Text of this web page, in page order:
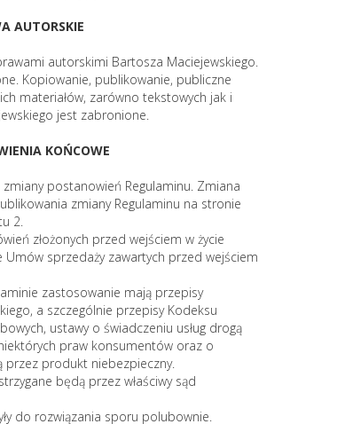
AUTORSKIE
autorskimi Bartosza Maciejewskiego.
Kopiowanie, publikowanie, publiczne
materiałów, zarówno tekstowych jak i
jest zabronione.
KOŃCOWE
postanowień Regulaminu. Zmiana
zmiany Regulaminu na stronie
2.
złożonych przed wejściem w życie
sprzedaży zawartych przed wejściem
zastosowanie mają przepisy
a szczególnie przepisy Kodeksu
ustawy o świadczeniu usług drogą
praw konsumentów oraz o
przez produkt niebezpieczny.
będą przez właściwy sąd
do rozwiązania sporu polubownie.